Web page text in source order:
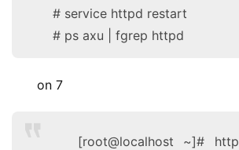
# service httpd restart
# ps axu | fgrep httpd
on 7
[root@localhost ~]#